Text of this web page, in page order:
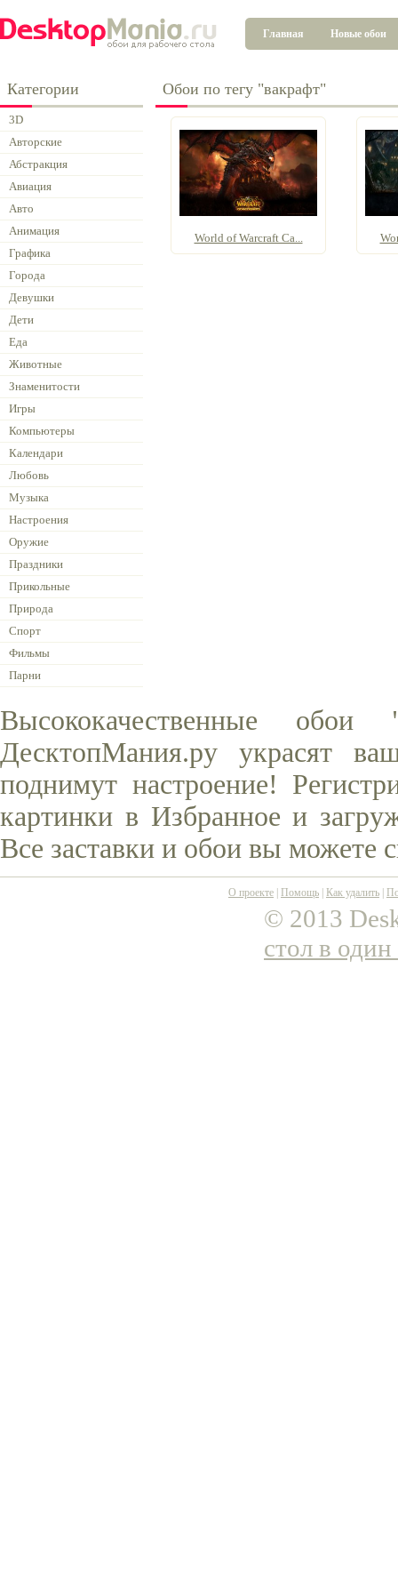
Главная Новые обои
Категории
3D
Авторские
Абстракция
Авиация
Авто
Анимация
Графика
Города
Девушки
Дети
Еда
Животные
Знаменитости
Игры
Компьютеры
Календари
Любовь
Музыка
Настроения
Оружие
Праздники
Прикольные
Природа
Спорт
Фильмы
Парни
Обои по тегу "вакрафт"
World of Warcraft Ca...
Высококачественные
ДесктопМания.ру украсят
поднимут настроение!
картинки в Избранное и
Все заставки и обои вы можете
О проекте Помощь Как удалить
© 2013
стол в